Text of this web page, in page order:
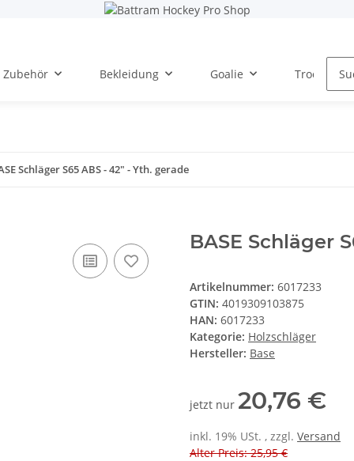
Zubehör Bekleidung Goalie
Schläger S65 ABS - 42" - Yth. gerade
BASE Schläger
Artikelnummer: 6017233
GTIN: 4019309103875
HAN: 6017233
Kategorie: Holzschläger
Hersteller: Base
jetzt nur 20,76 €
inkl. 19% USt. , zzgl. Versand
Alter Preis: 25,95 €